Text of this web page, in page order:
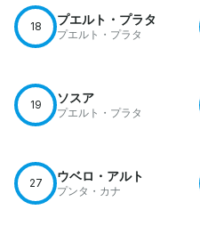
18 プエルト・プラタ
プエルト・プラタ
19 ソスア
プエルト・プラタ
27 ウベロ・アルト
プンタ・カナ